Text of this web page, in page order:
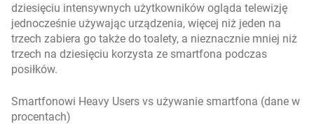
dziesięciu intensywnych użytkowników ogląda telewizję
jednocześnie używając urządzenia, więcej niż jeden na
trzech zabiera go także do toalety, a nieznacznie mniej niż
trzech na dziesięciu korzysta ze smartfona podczas
posiłków.
Smartfonowi Heavy Users vs używanie smartfona (dane w
procentach)